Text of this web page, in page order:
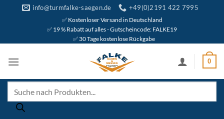
info@turmfalke-saegen.de +49(0)2191 422 7995
✅ Kostenloser Versand in Deutschland
✅ 19 % Rabatt auf alles - Gutscheincode: FALKE19
✅ 30 Tage kostenlose Rückgabe
0
search